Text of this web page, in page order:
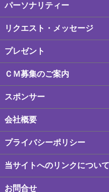
パーソナリティー
リクエスト・メッセージ
プレゼント
ＣＭ募集のご案内
スポンサー
会社概要
プライバシーポリシー
当サイトへのリンクについて
お問合せ